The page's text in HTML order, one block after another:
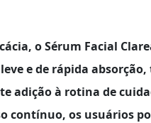
oSérum Facial
e de rápida
adição à rotina de
contínuo, os usuários